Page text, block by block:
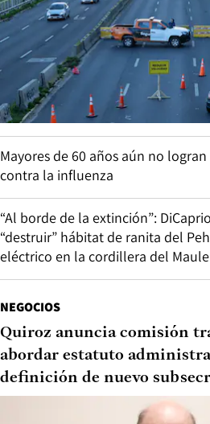
Mayores de 60 años aún no
contra la influenza
“Al borde de la extinción”:
“destruir” hábitat de ranita del
eléctrico en la cordillera del Maule
NEGOCIOS
Quiroz anuncia comisión
abordar estatuto
definición de nuevo